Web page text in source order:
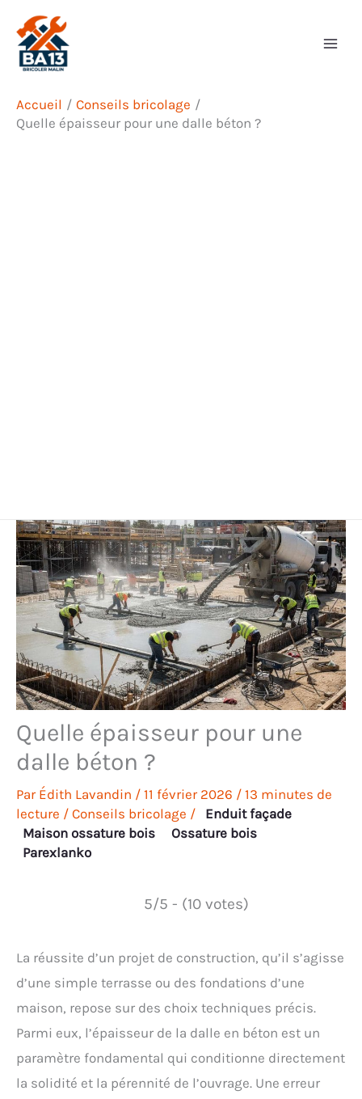
contenu
Accueil
Conseils bricolage
Quelle épaisseur pour une dalle béton ?
Quelle épaisseur pour une
dalle béton ?
Par Édith Lavandin / 11 février 2026 / 13 minutes de
lecture / Conseils bricolage /
Enduit façade
Maison ossature bois
Ossature bois
Parexlanko
5/5 - (10 votes)
La réussite d’un projet de construction, qu’il s’agisse
d’une simple terrasse ou des fondations d’une
maison, repose sur des choix techniques précis.
Parmi eux, l’épaisseur de la dalle en béton est un
paramètre fondamental qui conditionne directement
la solidité et la pérennité de l’ouvrage. Une erreur
Rechercher